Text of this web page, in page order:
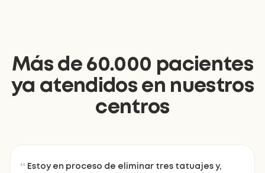
Más de 60.000 pacientes
ya atendidos en nuestros
centros
Estoy en proceso de eliminar tres tatuajes y,